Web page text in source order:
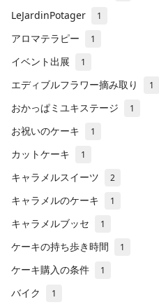
LeJardinPotager 1
アロマテラピー 1
イベント出展 1
エディブルフラワー摘み取り 1
おかっぱミユキステージ 1
お祝いのケーキ 1
カットケーキ 1
キャラメルスイーツ 2
キャラメルのケーキ 1
キャラメルブッセ 1
ケーキの持ち歩き時間 1
ケーキ購入の条件 1
バイク 1